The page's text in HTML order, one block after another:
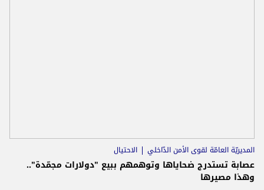
المديريّة العامّة لقوى الأمن الدّاخلي الاحتيال
عصابة تستدرج ضحاياها وتوهمهم ببيع "دولارات مجمّدة"..
وهذا مصيرها